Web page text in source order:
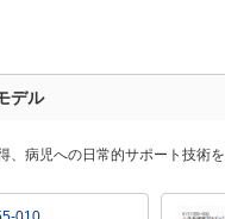
デル
、病児への日常的サポート技術